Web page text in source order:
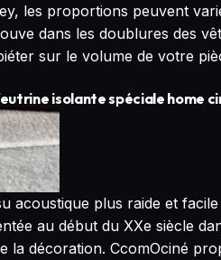
les proportions peuvent
dans les doublures des
sur le volume de votre
isolante spéciale home
acoustique plus raide et
au début du XXe siècle
la décoration. CcomOciné